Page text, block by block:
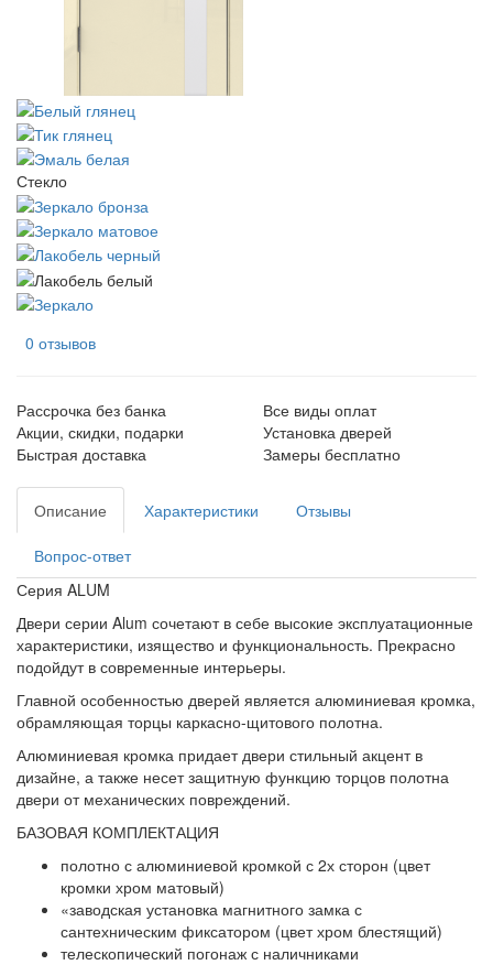
Стекло
0 отзывов
Рассрочка без банка
Все виды оплат
Акции, скидки, подарки
Установка дверей
Быстрая доставка
Замеры бесплатно
Описание Характеристики Отзывы
Вопрос-ответ
Серия ALUM
Двери серии Alum сочетают в себе высокие эксплуатационные
характеристики, изящество и функциональность. Прекрасно
подойдут в современные интерьеры.
Главной особенностью дверей является алюминиевая кромка,
обрамляющая торцы каркасно-щитового полотна.
Алюминиевая кромка придает двери стильный акцент в
дизайне, а также несет защитную функцию торцов полотна
двери от механических повреждений.
БАЗОВАЯ КОМПЛЕКТАЦИЯ
полотно с алюминиевой кромкой с 2х сторон (цвет
кромки хром матовый)
«заводская установка магнитного замка с
сантехническим фиксатором (цвет хром блестящий)
телескопический погонаж с наличниками